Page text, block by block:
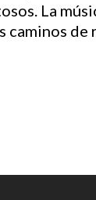
La
caminos